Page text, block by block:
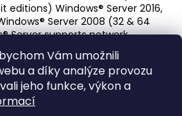
Vám umožnili
a díky analýze provozu
jeho funkce, výkon a
editions) Windows® Server 2016,
Server 2008 (32 & 64
Server supports network
v10.11.x, v10.12 or greater
(x86/x64 environment)Obsah
napájecí kabel, faxový kabel,
produktů, disk Software
list, průvodce rychlým